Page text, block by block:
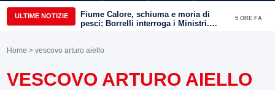
ULTIME NOTIZIE
Fiume Calore, schiuma e moria di
pesci: Borrelli interroga i Ministri.
“Benevento paga l’assenza del
5 ORE FA
Home > vescovo arturo aiello
VESCOVO ARTURO AIELLO